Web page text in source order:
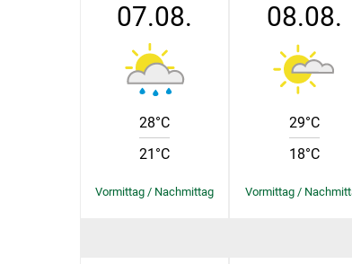
07.08. 08.08.
28°C
21°C
29°C
18°C